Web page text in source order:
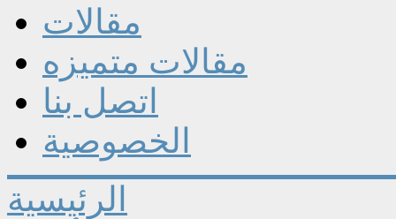
مقالات
مقالات متميزه
اتصل بنا
الخصوصية
الرئيسية